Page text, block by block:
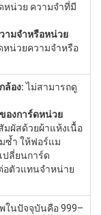
หน่วย ความจำที่มี
ามจำหรือหน่วย
หน่วยความจำหรือ
ล้อง:ไม่สามารถดู
องการ์ดหน่วย
ผัสด้วยผ้าแห้งเนื้อ
ซ้ำ ให้ฟอร์แม
ปลี่ยนการ์ด
อตัวแทนจำหน่าย
ในปัจจุบันคือ 999–